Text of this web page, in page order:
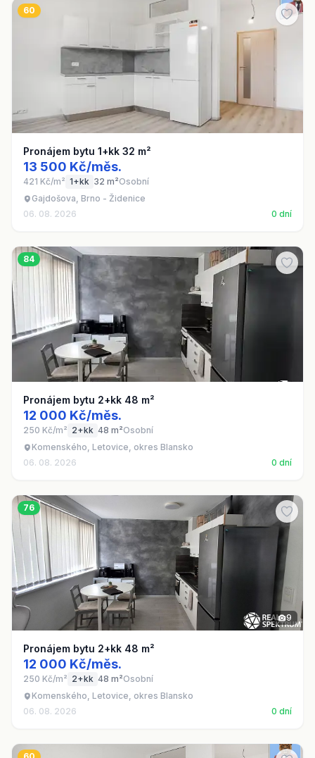
60
Pronájem bytu 1+kk 32 m²
13 500 Kč/měs.
421 Kč/m² 1+kk 32 m²Osobní
Gajdošova, Brno - Židenice
06. 08. 2026
0 dní
84
Pronájem bytu 2+kk 48 m²
12 000 Kč/měs.
250 Kč/m² 2+kk 48 m²Osobní
Komenského, Letovice, okres Blansko
06. 08. 2026
0 dní
76
9
Pronájem bytu 2+kk 48 m²
12 000 Kč/měs.
250 Kč/m² 2+kk 48 m²Osobní
Komenského, Letovice, okres Blansko
06. 08. 2026
0 dní